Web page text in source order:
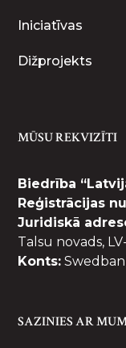
Iniciatīvas
Dižprojekts
MŪSU REKVIZĪTI
Biedrība
Reģistrācijas
Juridiskā
Talsu novads,
Konts:
SAZINIES AR